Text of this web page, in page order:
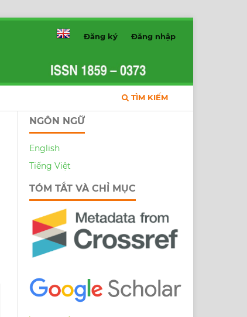
TÌM KIẾM
Đăng ký Đăng nhập
NGÔN NGỮ
English
Tiếng Việt
TÓM TẮT VÀ CHỈ MỤC